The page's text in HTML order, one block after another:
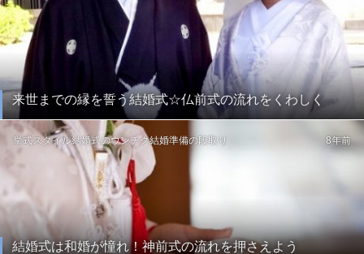
来世までの縁を誓う結婚式☆仏前式の流れをくわしく
結婚式は和婚が憧れ！神前式の流れを押さえよう
挙式スタイル結婚式のウンチク結婚準備の段取り 8年前